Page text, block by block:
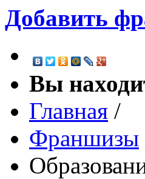
Добавить
Вы
Главная /
Франшизы